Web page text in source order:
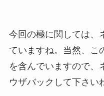
今回の極に関しては、
ていますね。当然、こ
を含んでいますので、
ウザバックして下さい